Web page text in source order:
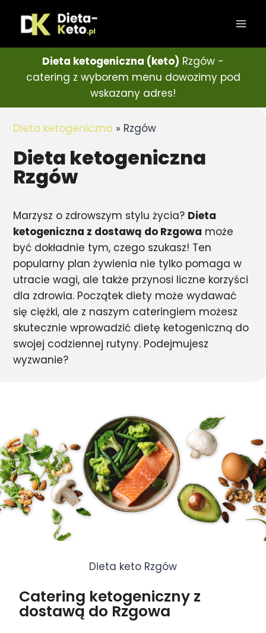
Dieta ketogeniczna (keto) Rzgów -
catering z wyborem menu dowozimy pod
wskazany adres!
Dieta ketogeniczna » Rzgów
Dieta ketogeniczna
Rzgów
Marzysz o zdrowszym stylu życia? Dieta
ketogeniczna z dostawą do Rzgowa może
być dokładnie tym, czego szukasz! Ten
popularny plan żywienia nie tylko pomaga w
utracie wagi, ale także przynosi liczne korzyści
dla zdrowia. Początek diety może wydawać
się ciężki, ale z naszym cateringiem możesz
skutecznie wprowadzić dietę ketogeniczną do
swojej codziennej rutyny. Podejmujesz
wyzwanie?
Dieta keto Rzgów
Catering ketogeniczny z
dostawą do Rzgowa